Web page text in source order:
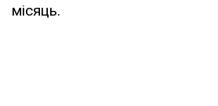
місяць.